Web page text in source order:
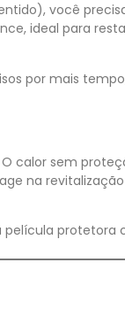
você
ideal para
por mais
calor sem
na
película protetora